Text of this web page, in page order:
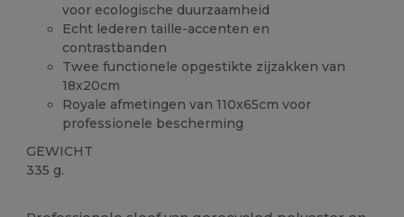
voor ecologische duurzaamheid
Echt lederen taille-accenten en
contrastbanden
Twee functionele opgestikte zijzakken van
18x20cm
Royale afmetingen van 110x65cm voor
professionele bescherming
GEWICHT
335 g.